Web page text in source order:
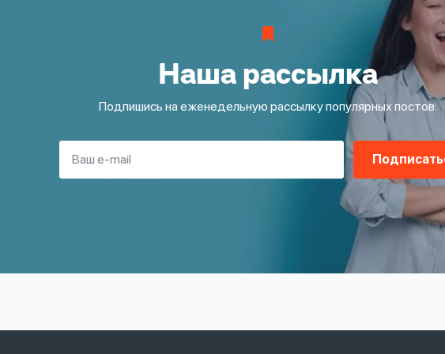
Наша рассылка
Подпишись на еженедельную рассылку популярных постов: